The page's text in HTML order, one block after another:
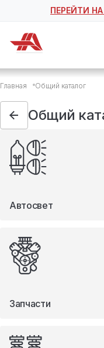
ПЕРЕЙТИ
Общий каталог
Автосвет
Автотовары
Запчасти
Масла и
Мототовары
Туризм
Главная Общий каталог
Общий
Автосвет
Запчасти